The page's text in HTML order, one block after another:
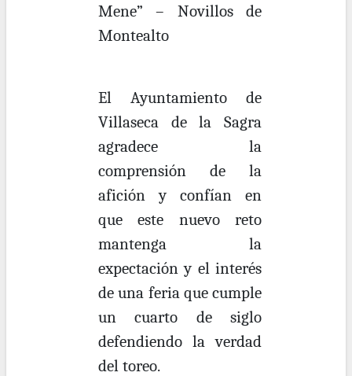
Mene” – Novillos de
Montealto
El Ayuntamiento de
Villaseca de la Sagra
agradece la
comprensión de la
afición y confían en
que este nuevo reto
mantenga la
expectación y el interés
de una feria que cumple
un cuarto de siglo
defendiendo la verdad
del toreo.